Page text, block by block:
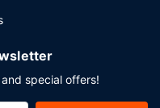
special offers!